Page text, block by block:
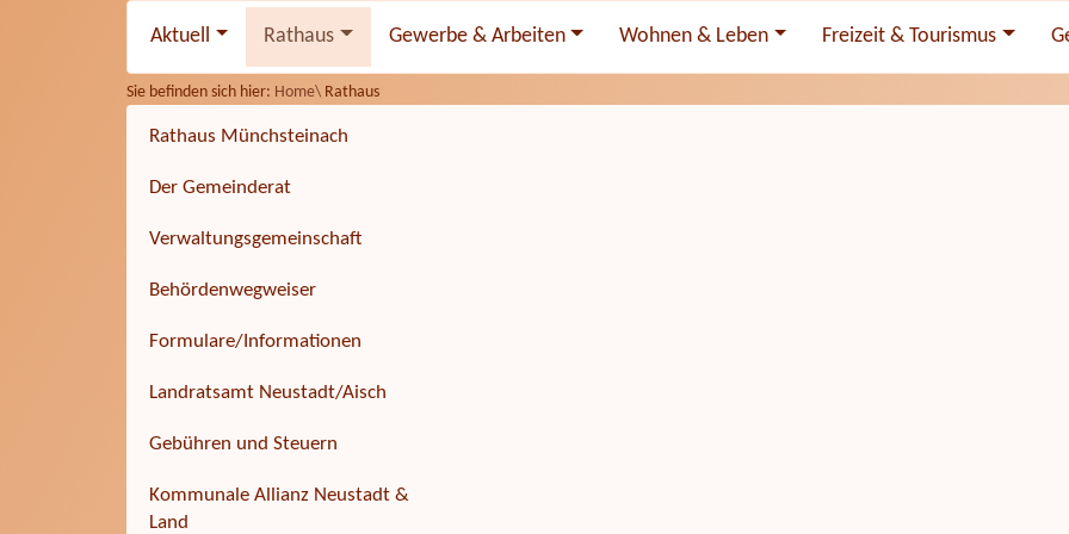
Aktuell Rathaus Gewerbe & Arbeiten Wohnen & Leben Freizeit & Tourismus
Sie befinden sich hier: Home\ Rathaus
Rathaus Münchsteinach
Der Gemeinderat
Verwaltungsgemeinschaft
Behördenwegweiser
Formulare/Informationen
Landratsamt Neustadt/Aisch
Gebühren und Steuern
Kommunale Allianz Neustadt &
Land